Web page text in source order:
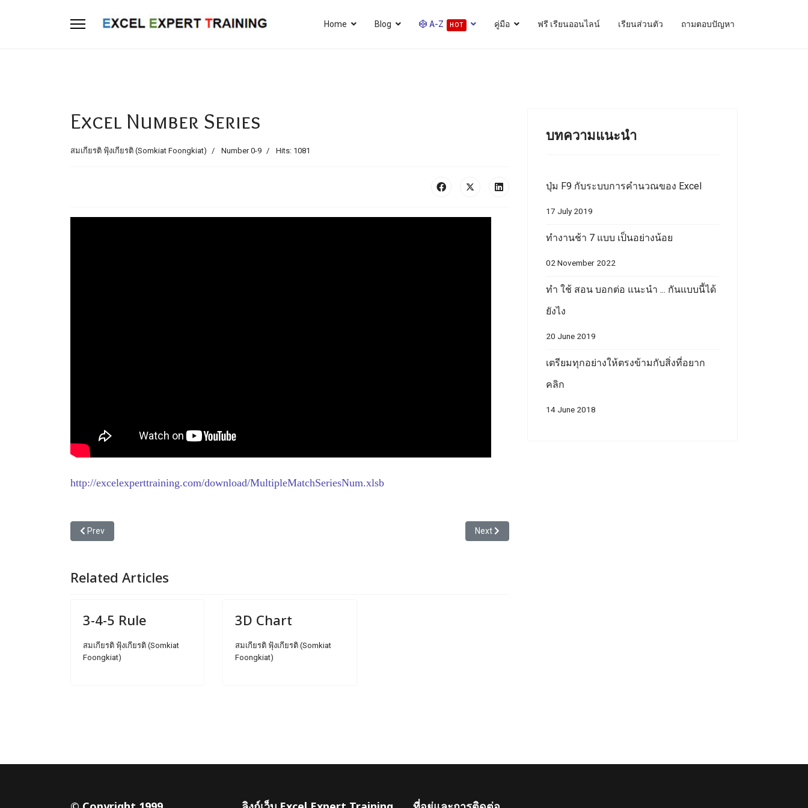
Home Blog A-Z HOT คู่มือ ฟรี เรียนออนไลน์ เรียนส่วนตัว ถามตอบปัญหา
Excel Number Series
สมเกียรติ ฟุ้งเกียรติ (Somkiat Foongkiat) Number 0-9 Hits: 1081
http://excelexperttraining.com/download/MultipleMatchSeriesNum.xlsb
Previous article: ขั้นตอนแรกที่ต้องทำในแฟ้ม Excel ที่ได้รับมา เมื่อย้ายงานใหม่หรือรับงานใหม่
Prev Next article: 3-4-5 Rule
Next
Related Articles
3-4-5 Rule
สมเกียรติ ฟุ้งเกียรติ (Somkiat
Foongkiat)
3D Chart
สมเกียรติ ฟุ้งเกียรติ (Somkiat
Foongkiat)
บทความแนะนำ
ปุ่ม F9 กับระบบการคำนวณของ Excel
17 July 2019
ทำงานช้า 7 แบบ เป็นอย่างน้อย
02 November 2022
ทำ ใช้ สอน บอกต่อ แนะนำ ... กันแบบนี้ได้
ยังไง
20 June 2019
เตรียมทุกอย่างให้ตรงข้ามกับสิ่งที่อยาก
คลิก
14 June 2018